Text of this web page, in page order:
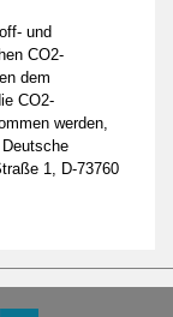
und
CO2-
dem
CO2-
werden,
1, D-73760